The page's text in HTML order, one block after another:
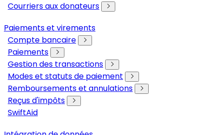
Courriers aux donateurs
Paiements et virements
Compte bancaire
Paiements
Gestion des transactions
Modes et statuts de paiement
Remboursements et annulations
Reçus d'impôts
SwiftAid